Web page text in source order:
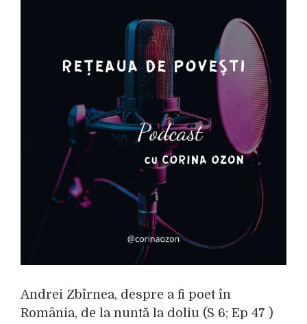
Andrei Zbîrnea, despre a fi poet în
România, de la nuntă la doliu (S 6; Ep 47 )